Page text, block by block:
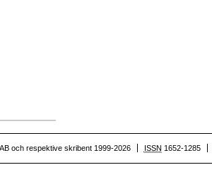
och respektive skribent 1999-2026 ISSN 1652-1285